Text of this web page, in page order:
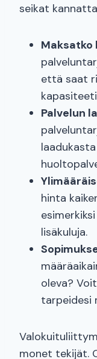
seikat
Maksatko
että saat
Palvelun
hinta
lisäkuluja.
oleva?
tarpeidesi
monet tekijät.